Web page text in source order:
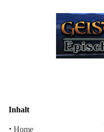
Inhalt
· Home